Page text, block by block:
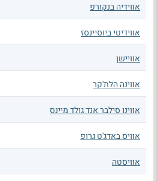
אווידיה בנקורפ
אווידיטי ביוסיינסז
אוויישן
אווינה הלת'קר
אווינו סילבר אנד גולד מיינס
אוויס באדג'ט גרופ
אוויסטה